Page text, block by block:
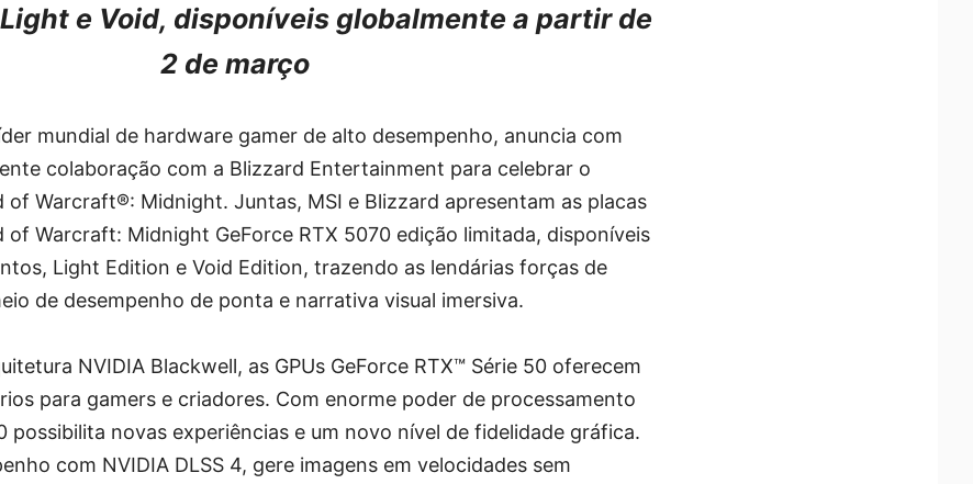
e Void, disponíveis globalmente a partir de
2 de março
mundial de hardware gamer de alto desempenho, anuncia com
colaboração com a Blizzard Entertainment para celebrar o
of Warcraft®: Midnight. Juntas, MSI e Blizzard apresentam as placas
of Warcraft: Midnight GeForce RTX 5070 edição limitada, disponíveis
Light Edition e Void Edition, trazendo as lendárias forças de
de desempenho de ponta e narrativa visual imersiva.
NVIDIA Blackwell, as GPUs GeForce RTX™ Série 50 oferecem
para gamers e criadores. Com enorme poder de processamento
possibilita novas experiências e um novo nível de fidelidade gráfica.
com NVIDIA DLSS 4, gere imagens em velocidades sem